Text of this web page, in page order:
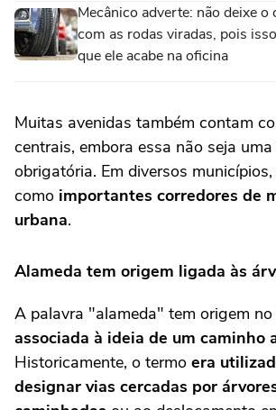
Mecânico adverte: não deixe o
com as rodas viradas, pois
que ele acabe na oficina
Muitas avenidas também contam
centrais, embora essa não seja
obrigatória. Em diversos
como importantes corredores de
urbana.
Alameda tem origem ligada às
A palavra "alameda" tem origem no
associada à ideia de um caminho
Historicamente, o termo era
designar vias cercadas por